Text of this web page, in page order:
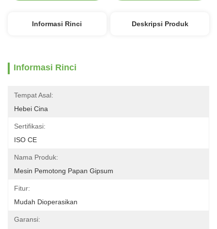
Informasi Rinci Deskripsi Produk
Informasi Rinci
Tempat Asal:
Hebei Cina
Sertifikasi:
ISO CE
Nama Produk:
Mesin Pemotong Papan Gipsum
Fitur:
Mudah Dioperasikan
Garansi: